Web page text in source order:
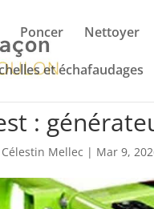
Poncer Nettoyer
et échafaudages
:
Célestin Mellec | Mar 9,